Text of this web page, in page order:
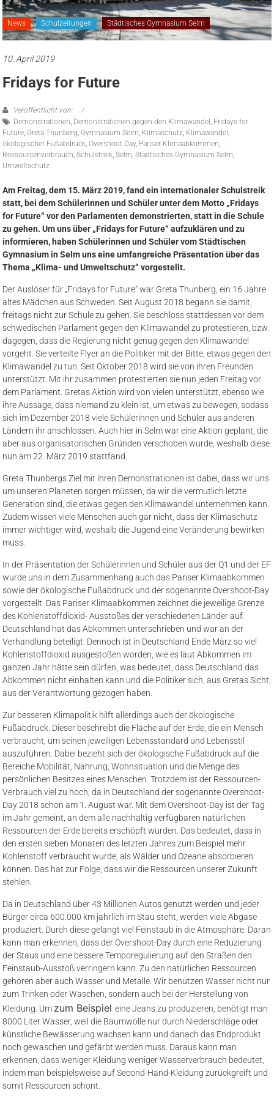
News Schulzeitungen Städtisches Gymnasium Selm
10. April 2019
Fridays for Future
Veröffentlicht von:
Demonstrationen, Demonstrationen gegen den Klimawandel, Fridays for
Future, Greta Thunberg, Gymnasium Selm, Klimaschutz, Klimawandel,
ökologischer Fußabdruck,Overshoot-Day, Pariser-Klimaabkommen,
Ressourcenverbrauch,Schulstreik,Selm,Städtisches Gymnasium Selm,
Umweltschutz
Am Freitag, dem 15. März 2019, fand ein internationaler Schulstreik
statt, bei dem Schülerinnen und Schüler unter dem Motto „Fridays
for Future“ vor den Parlamenten demonstrierten, statt in die Schule
zu gehen. Um uns über „Fridays for Future“ aufzuklären und zu
informieren, haben Schülerinnen und Schüler vom Städtischen
Gymnasium in Selm uns eine umfangreiche Präsentation über das
Thema „Klima- und Umweltschutz“ vorgestellt.
Der Auslöser für „Fridays for Future“ war Greta Thunberg, ein 16 Jahre
altes Mädchen aus Schweden. Seit August 2018 begann sie damit,
freitags nicht zur Schule zu gehen. Sie beschloss stattdessen vor dem
schwedischen Parlament gegen den Klimawandel zu protestieren, bzw.
dagegen, dass die Regierung nicht genug gegen den Klimawandel
vorgeht. Sie verteilte Flyer an die Politiker mit der Bitte, etwas gegen den
Klimawandel zu tun. Seit Oktober 2018 wird sie von ihren Freunden
unterstützt: Mit ihr zusammen protestierten sie nun jeden Freitag vor
dem Parlament. Gretas Aktion wird von vielen unterstützt, ebenso wie
ihre Aussage, dass niemand zu klein ist, um etwas zu bewegen, sodass
sich im Dezember 2018 viele Schülerinnen und Schüler aus anderen
Ländern ihr anschlossen. Auch hier in Selm war eine Aktion geplant, die
aber aus organisatorischen Gründen verschoben wurde, weshalb diese
nun am 22. März 2019 stattfand.
Greta Thunbergs Ziel mit ihren Demonstrationen ist dabei, dass wir uns
um unseren Planeten sorgen müssen, da wir die vermutlich letzte
Generation sind, die etwas gegen den Klimawandel unternehmen kann.
Zudem wissen viele Menschen auch gar nicht, dass der Klimaschutz
immer wichtiger wird, weshalb die Jugend eine Veränderung bewirken
muss.
In der Präsentation der Schülerinnen und Schüler aus der Q1 und der EF
wurde uns in dem Zusammenhang auch das Pariser Klimaabkommen
sowie der ökologische Fußabdruck und der sogenannte Overshoot-Day
vorgestellt. Das Pariser Klimaabkommen zeichnet die jeweilige Grenze
des Kohlenstoffdioxid- Ausstoßes der verschiedenen Länder auf.
Deutschland hat das Abkommen unterschrieben und war an der
Verhandlung beteiligt. Dennoch ist in Deutschland Ende März so viel
Kohlenstoffdioxid ausgestoßen worden, wie es laut Abkommen im
ganzen Jahr hätte sein dürfen, was bedeutet, dass Deutschland das
Abkommen nicht einhalten kann und die Politiker sich, aus Gretas Sicht,
aus der Verantwortung gezogen haben.
Zur besseren Klimapolitik hilft allerdings auch der ökologische
Fußabdruck. Dieser beschreibt die Fläche auf der Erde, die ein Mensch
verbraucht, um seinen jeweiligen Lebensstandard und Lebensstil
auszuführen. Dabei bezieht sich der ökologische Fußabdruck auf die
Bereiche Mobilität, Nahrung, Wohnsituation und die Menge des
persönlichen Besitzes eines Menschen. Trotzdem ist der Ressourcen-
Verbrauch viel zu hoch, da in Deutschland der sogenannte Overshoot-
Day 2018 schon am 1. August war. Mit dem Overshoot-Day ist der Tag
im Jahr gemeint, an dem alle nachhaltig verfügbaren natürlichen
Ressourcen der Erde bereits erschöpft wurden. Das bedeutet, dass in
den ersten sieben Monaten des letzten Jahres zum Beispiel mehr
Kohlenstoff verbraucht wurde, als Wälder und Ozeane absorbieren
können. Das hat zur Folge, dass wir die Ressourcen unserer Zukunft
stehlen.
Da in Deutschland über 43 Millionen Autos genutzt werden und jeder
Bürger circa 600.000 km jährlich im Stau steht, werden viele Abgase
produziert. Durch diese gelangt viel Feinstaub in die Atmosphäre. Daran
kann man erkennen, dass der Overshoot-Day durch eine Reduzierung
der Staus und eine bessere Temporegulierung auf den Straßen den
Feinstaub-Ausstoß verringern kann. Zu den natürlichen Ressourcen
gehören aber auch Wasser und Metalle. Wir benutzen Wasser nicht nur
zum Trinken oder Waschen, sondern auch bei der Herstellung von
Kleidung. Um zum Beispieleine Jeans zu produzieren, benötigt man
8000 Liter Wasser, weil die Baumwolle nur durch Niederschläge oder
künstliche Bewässerung wachsen kann und danach das Endprodukt
noch gewaschen und gefärbt werden muss. Daraus kann man
erkennen, dass weniger Kleidung weniger Wasserverbrauch bedeutet,
indem man beispielsweise auf Second-Hand-Kleidung zurückgreift und
somit Ressourcen schont.